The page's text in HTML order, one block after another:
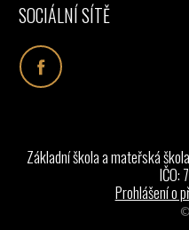
SOCIÁLNÍ SÍTĚ
Základní škola a mateřská
IČO:
Prohlášení o